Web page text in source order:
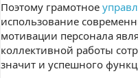
Поэтому грамотное
использование
мотивации персонала
коллективной работы
значит и успешного